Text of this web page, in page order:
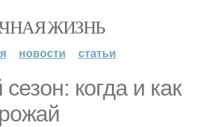
ЖИЗНЬ
новости статьи
когда и как